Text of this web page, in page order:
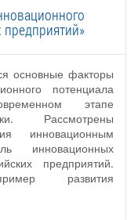
основные факторы
потенциала
этапе
Рассмотрены
инновационным
инновационных
предприятий.
развития